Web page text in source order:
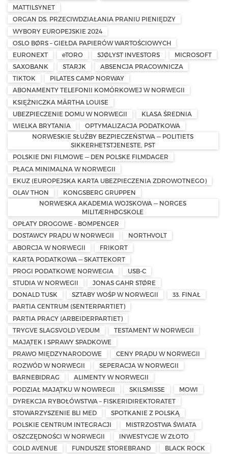
MATTILSYNET
ORGAN DS. PRZECIWDZIAŁANIA PRANIU PIENIĘDZY
WYBORY EUROPEJSKIE 2024
OSLO BØRS – GIEŁDA PAPIERÓW WARTOŚCIOWYCH
EURONEXT
eTORO SJØLYST INVESTORS
MICROSOFT
SAXOBANK
STARJK
ABSENCJA PRACOWNICZA
TIKTOK
PILATES CAMP NORWAY
ABONAMENTY TELEFONII KOMÓRKOWEJ W NORWEGII
KSIĘŻNICZKA MÄRTHA LOUISE
UBEZPIECZENIE DOMU W NORWEGII
KLASA ŚREDNIA
WIELKA BRYTANIA
OPTYMALIZACJA PODATKOWA
NORWESKIE SŁUŻBY BEZPIECZEŃSTWA — POLITIETS
SIKKERHETSTJENESTE, PST
POLSKIE DNI FILMOWE — DEN POLSKE FILMDAGER
PŁACA MINIMALNA W NORWEGII
EKUZ (EUROPEJSKA KARTA UBEZPIECZENIA ZDROWOTNEGO)
OLAV THON
KONGSBERG GRUPPEN
NORWESKA AKADEMIA WOJSKOWA — NORGES
MILITÆRHØGSKOLE
OPŁATY DROGOWE - BOMPENGER
DOSTAWCY PRĄDU W NORWEGII
NORTHVOLT
ABORCJA W NORWEGII
FRIKORT
KARTA PODATKOWA — SKATTEKORT
PROGI PODATKOWE NORWEGIA
USB-C
STUDIA W NORWEGII
JONAS GAHR STØRE
DONALD TUSK
SZTABY WOŚP W NORWEGII
33. FINAŁ
PARTIA CENTRUM (SENTERPARTIET)
PARTIA PRACY (ARBEIDERPARTIET)
TRYGVE SLAGSVOLD VEDUM
TESTAMENT W NORWEGII
MAJĄTEK I SPRAWY SPADKOWE
PRAWO MIĘDZYNARODOWE
CENY PRĄDU W NORWEGII
ROZWÓD W NORWEGII
SEPERACJA W NORWEGII
BARNEBIDRAG
ALIMENTY W NORWEGII
PODZIAŁ MAJĄTKU W NOWREGII
SKILSMISSE
MOWI
DYREKCJA RYBOŁÓWSTWA – FISKERIDIREKTORATET
STOWARZYSZENIE BLI MED
SPOTKANIE Z POLSKĄ
POLSKIE CENTRUM INTEGRACJI
MISTRZOSTWA ŚWIATA
OSZCZĘDNOŚCI W NORWEGII
INWESTYCJE W ZŁOTO
GOLD AVENUE
FUNDUSZE STOREBRAND
BLACK ROCK